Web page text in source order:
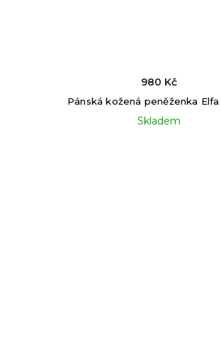
Pánská kožená peněženka
Skladem
980 Kč